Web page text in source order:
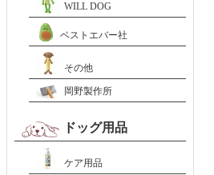
WILL DOG
ベストエバー社
その他
岡野製作所
ドッグ用品
ケア用品